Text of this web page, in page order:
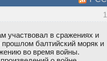
1
участвовал в сражениях и
балтийский моряк и
во время войны.